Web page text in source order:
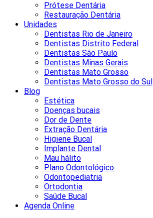
Prótese Dentária
Restauração Dentária
Unidades
Dentistas Rio de Janeiro
Dentistas Distrito Federal
Dentistas São Paulo
Dentistas Minas Gerais
Dentistas Mato Grosso
Dentistas Mato Grosso do Sul
Blog
Estética
Doenças bucais
Dor de Dente
Extração Dentária
Higiene Bucal
Implante Dental
Mau hálito
Plano Odontológico
Odontopediatria
Ortodontia
Saúde Bucal
Agenda Online